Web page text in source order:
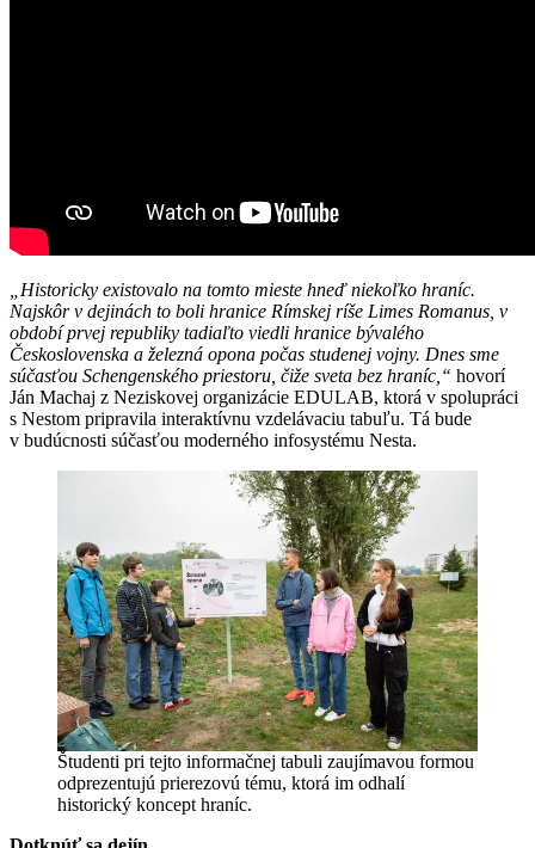
„Historicky existovalo na tomto mieste hneď niekoľko hraníc.
Najskôr v dejinách to boli hranice Rímskej ríše Limes Romanus, v
období prvej republiky tadiaľto viedli hranice bývalého
Československa a železná opona počas studenej vojny. Dnes sme
súčasťou Schengenského priestoru, čiže sveta bez hraníc,“ hovorí
Ján Machaj z Neziskovej organizácie EDULAB, ktorá v spolupráci
s Nestom pripravila interaktívnu vzdelávaciu tabuľu. Tá bude
v budúcnosti súčasťou moderného infosystému Nesta.
Študenti pri tejto informačnej tabuli zaujímavou formou
odprezentujú prierezovú tému, ktorá im odhalí
historický koncept hraníc.